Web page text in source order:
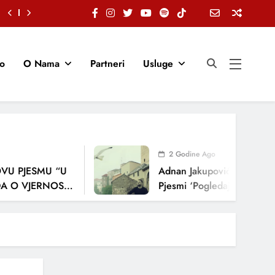
O Nama Partneri Usluge
“U
VJERNOSTI,
2 Godine Ago
Adnan Jakupović Donosi
Pjesmi ‘Pogledaj Me’